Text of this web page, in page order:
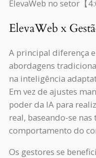
ElevaWeb no setor【
ElevaWeb x
A principal diferença
abordagens
na inteligência
Em vez de ajustes
poder da IA para
real, baseando-se
comportamento do
Os gestores se